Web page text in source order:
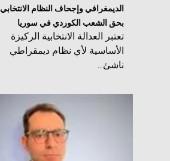
الديمغرافي وإجحاف النظام الانتخابي
بحق الشعب الكوردي في سوريا
تعتبر العدالة الانتخابية الركيزة
الأساسية لأي نظام ديمقراطي
ناشئ...